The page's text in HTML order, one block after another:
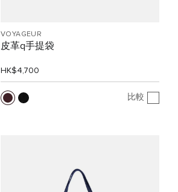
VOYAGEUR
皮革q手提袋
HK$4,700
比較